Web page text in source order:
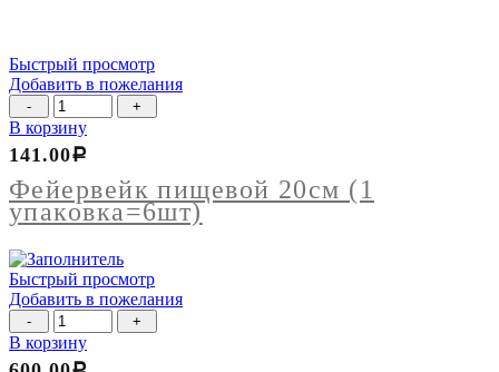
Быстрый просмотр
Добавить в пожелания
Количество
товара
Фейервейк
пищевой
20см
(1
упаковка=6шт)
В корзину
Фейервейк пищевой 20см (1
упаковка=6шт)
141.00Р
Быстрый просмотр
Добавить в пожелания
Количество
товара
Гирлянда
В корзину